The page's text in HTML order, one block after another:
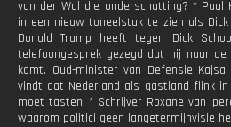
van der Wal die onderschatting? * Paul
in een nieuw toneelstuk te zien als
Donald Trump heeft tegen Dick
telefoongesprek gezegd dat hij naar de
komt. Oud-minister van Defensie Kajsa
vindt dat Nederland als gastland flink
moet tasten. * Schrijver Roxane van
waarom politici geen langetermijnvisie